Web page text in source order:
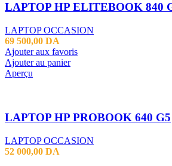
LAPTOP OCCASION
69 500,00 DA
Ajouter aux favoris
Ajouter au panier
Aperçu
LAPTOP HP PROBOOK 640 G5
LAPTOP OCCASION
52 000,00 DA